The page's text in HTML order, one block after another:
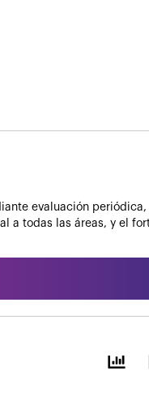
evaluación periódica,
a todas las áreas, y el